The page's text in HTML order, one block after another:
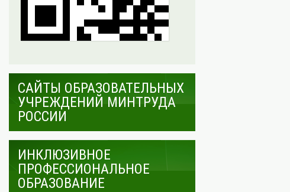
САЙТЫ ОБРАЗОВАТЕЛЬНЫХ
УЧРЕЖДЕНИЙ МИНТРУДА
РОССИИ
ИНКЛЮЗИВНОЕ
ПРОФЕССИОНАЛЬНОЕ
ОБРАЗОВАНИЕ